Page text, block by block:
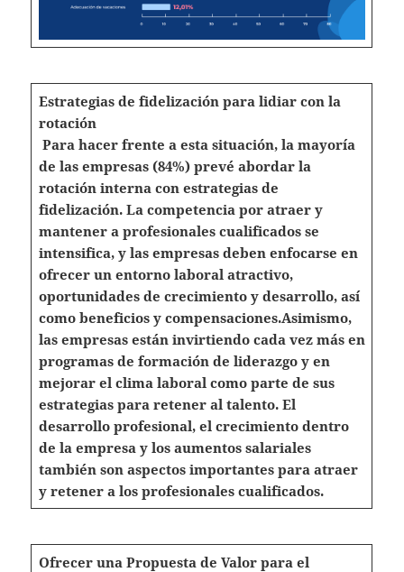
Estrategias de fidelización para lidiar con la
rotación
Para hacer frente a esta situación, la mayoría
de las empresas (84%) prevé abordar la
rotación interna con estrategias de
fidelización. La competencia por atraer y
mantener a profesionales cualificados se
intensifica, y las empresas deben enfocarse en
ofrecer un entorno laboral atractivo,
oportunidades de crecimiento y desarrollo, así
como beneficios y compensaciones.Asimismo,
las empresas están invirtiendo cada vez más en
programas de formación de liderazgo y en
mejorar el clima laboral como parte de sus
estrategias para retener al talento. El
desarrollo profesional, el crecimiento dentro
de la empresa y los aumentos salariales
también son aspectos importantes para atraer
y retener a los profesionales cualificados.
Ofrecer una Propuesta de Valor para el